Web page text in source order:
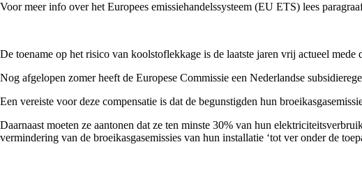
Voor meer info over het Europees emissiehandelssysteem (EU ETS) lees
De toename op het risico van koolstoflekkage is de laatste jaren vrij actueel mede
Nog afgelopen zomer heeft de Europese Commissie een Nederlandse
Een vereiste voor deze compensatie is dat de begunstigden hun
Daarnaast moeten ze aantonen dat ze ten minste 30% van hun
vermindering van de broeikasgasemissies van hun installatie ‘tot ver onder de